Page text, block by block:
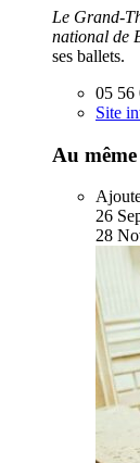
Le Grand-
national de
ses ballets.
05 56
Site
Au
26
28